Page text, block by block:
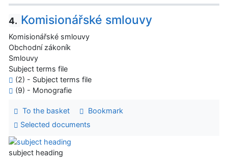
4. Komisionářské smlouvy
Komisionářské smlouvy
Obchodní zákoník
Smlouvy
Subject terms file
(2) - Subject terms file
(9) - Monografie
To the basket
Bookmark
Selected documents
subject heading